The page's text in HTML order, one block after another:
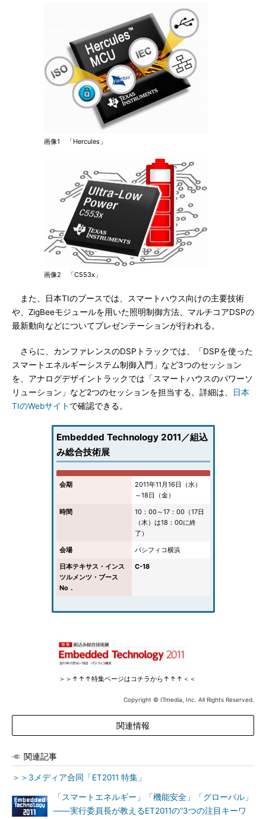
画像1 「Hercules」
画像2 「C553x」
また、日本TIのブースでは、スマートハウス向けの主要技術
や、ZigBeeモジュールを用いた照明制御方法、マルチコアDSPの
最新動向などについてプレゼンテーションが行われる。
さらに、カンファレンスのDSPトラックでは、「DSPを使った
スマートエネルギーシステム制御入門」など3つのセッション
を、アナログデザイントラックでは「スマートハウスのパワーソ
リューション」など2つのセッションを担当する。詳細は、
日本
TIのWebサイト で確認できる。
Embedded Technology 2011／組込
み総合技術展
会期
2011年11月16日（水）
～18日（金）
時間
10：00～17：00（17日
（木）は18：00に終
了）
会場
パシフィコ横浜
日本テキサス・インス
ツルメンツ・ブース
No．
C-18
＞＞↑↑↑特集ページはコチラから↑↑↑＜＜
Copyright © ITmedia, Inc. All Rights Reserved.
関連情報
関連記事
＞＞3メディア合同「ET2011 特集」
「スマートエネルギー」「機能安全」「グローバル」
――実行委員長が教えるET2011の“3つの注目キーワ